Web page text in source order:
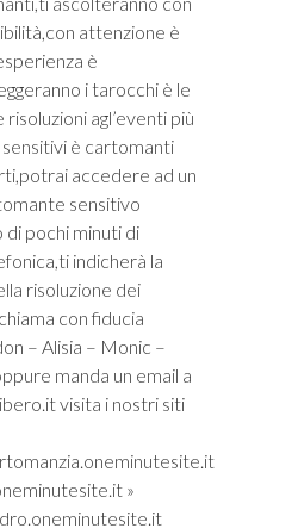
attenzione è
è
i tarocchi è le
agl’eventi più
sensitivi è cartomanti
accedere ad un
sensitivo
pochi minuti di
indicherà la
risoluzione dei
con fiducia
– Alisia – Monic –
manda un email a
visita i nostri siti
»